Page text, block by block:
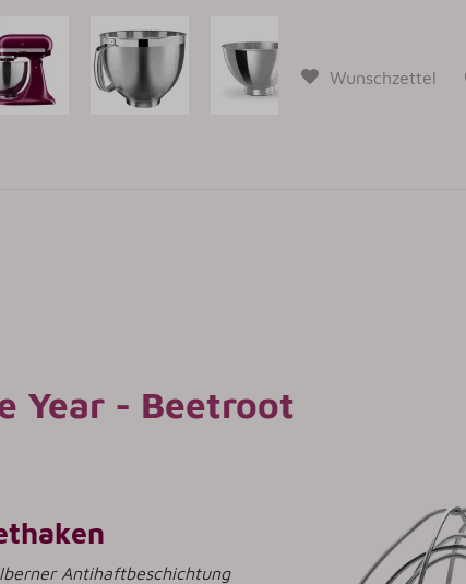
Wunschzettel
Year - Beetroot
Antihaftbeschichtung